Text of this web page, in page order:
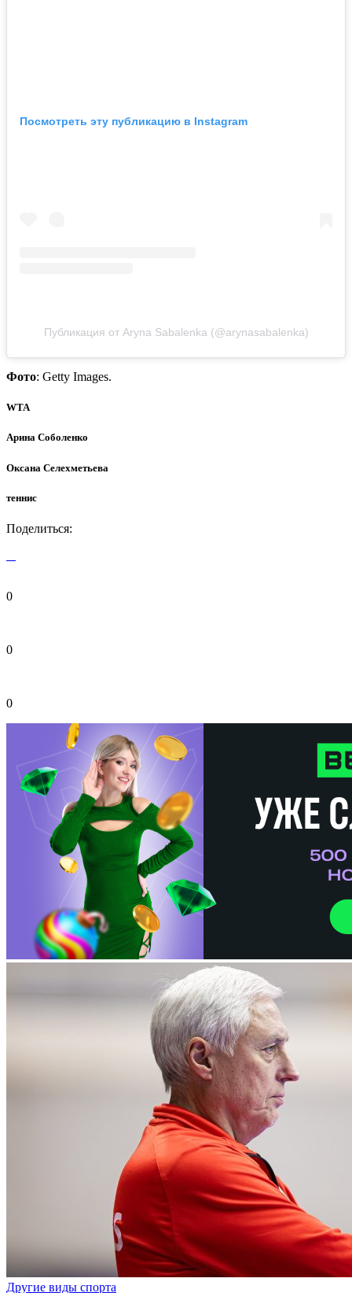
Посмотреть эту публикацию в Instagram
Публикация от Aryna Sabalenka (@arynasabalenka)
Фото: Getty Images.
WTA
Арина Соболенко
Оксана Селехметьева
теннис
Поделиться:
0
0
0
Другие виды спорта